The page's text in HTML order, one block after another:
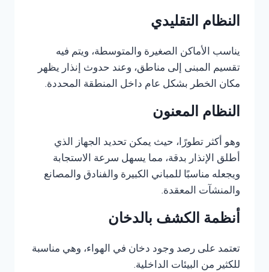
النظام التقليدي
يناسب الأماكن الصغيرة والمتوسطة، ويتم فيه
تقسيم المبنى إلى مناطق، وعند حدوث إنذار يظهر
مكان الخطر بشكل عام داخل المنطقة المحددة.
النظام المعنون
وهو أكثر تطورًا، حيث يمكن تحديد الجهاز الذي
أطلق الإنذار بدقة، مما يسهل سرعة الاستجابة
ويجعله مناسبًا للمباني الكبيرة والفنادق والمصانع
والمنشآت المعقدة.
أنظمة الكشف بالدخان
تعتمد على رصد وجود دخان في الهواء، وهي مناسبة
للكثير من البيئات الداخلية.